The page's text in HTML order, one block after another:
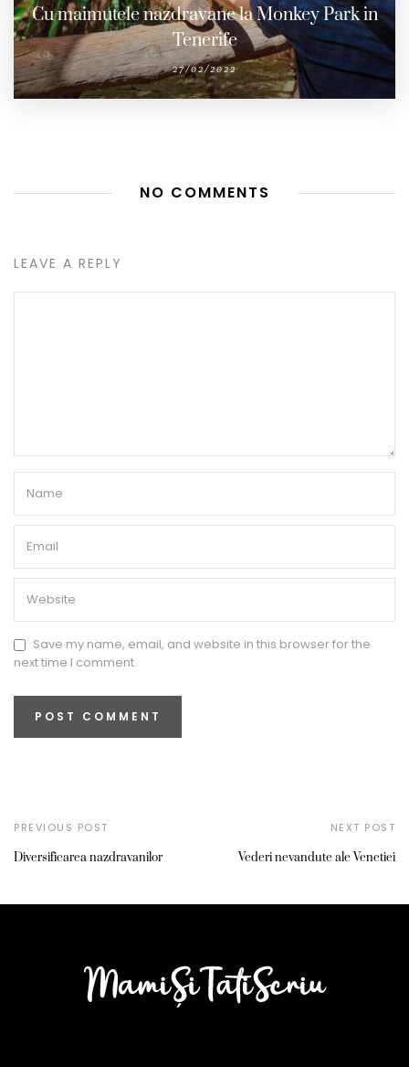
Cu maimutele nazdravane la Monkey Park in
Tenerife
27/02/2022
NO COMMENTS
LEAVE A REPLY
Save my name, email, and website in this browser for the
next time I comment.
PREVIOUS POST
Diversificarea nazdravanilor
NEXT POST
Vederi nevandute ale Venetiei